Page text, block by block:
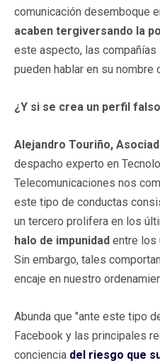
comunicación desemboque
acaben tergiversando la
este aspecto, las
pueden hablar en su
¿Y si se crea un perfil
Alejandro Touriño,
despacho experto en
Telecomunicaciones nos
este tipo de conductas
un tercero prolifera en los
halo de impunidad entre los
Sin embargo, tales
encaje en nuestro
Abunda que "ante este tipo
Facebook y las principales
conciencia del riesgo que